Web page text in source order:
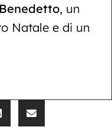
, un
Natale e di un